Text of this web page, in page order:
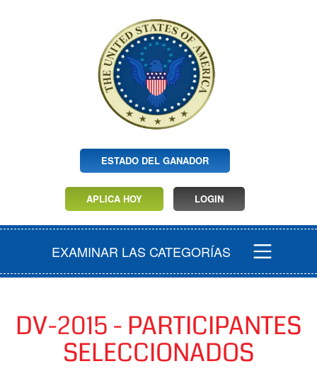
ESTADO DEL GANADOR
APLICA HOY LOGIN
EXAMINAR LAS CATEGORÍAS
DV-2015 - PARTICIPANTES
SELECCIONADOS